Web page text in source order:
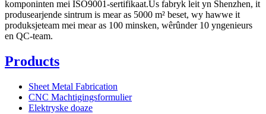
komponinten mei ISO9001-sertifikaat.Us fabryk leit yn Shenzhen, it
produsearjende sintrum is mear as 5000 m² beset, wy hawwe it
produksjeteam mei mear as 100 minsken, wêrûnder 10 yngenieurs
en QC-team.
Products
Sheet Metal Fabrication
CNC Machtigingsformulier
Elektryske doaze